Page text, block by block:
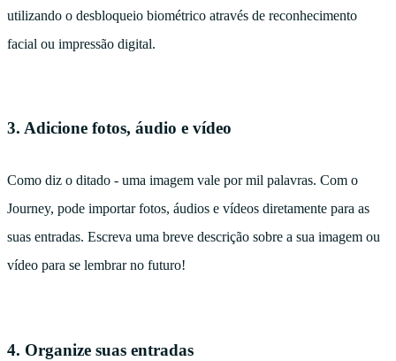
utilizando o desbloqueio biométrico através de reconhecimento
facial ou impressão digital.
3. Adicione fotos, áudio e vídeo
Como diz o ditado - uma imagem vale por mil palavras. Com o
Journey, pode importar fotos, áudios e vídeos diretamente para as
suas entradas. Escreva uma breve descrição sobre a sua imagem ou
vídeo para se lembrar no futuro!
4. Organize suas entradas